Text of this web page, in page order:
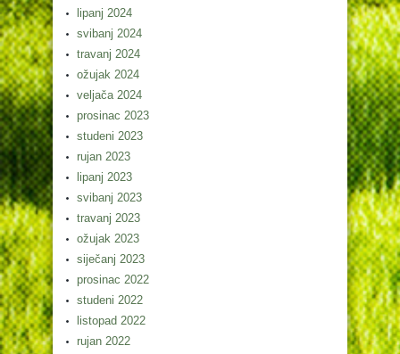
lipanj 2024
svibanj 2024
travanj 2024
ožujak 2024
veljača 2024
prosinac 2023
studeni 2023
rujan 2023
lipanj 2023
svibanj 2023
travanj 2023
ožujak 2023
siječanj 2023
prosinac 2022
studeni 2022
listopad 2022
rujan 2022